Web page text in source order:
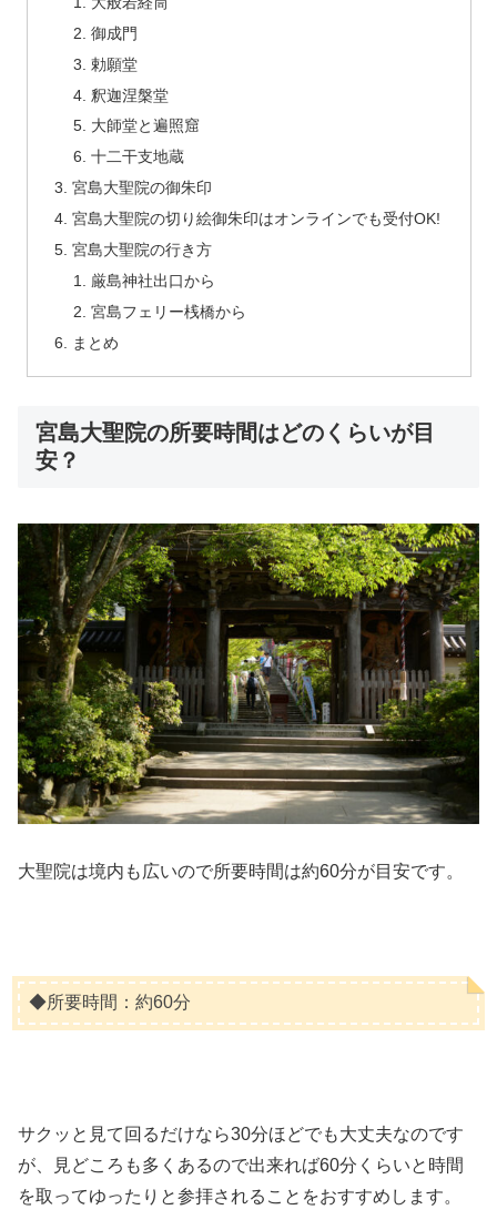
御成門
勅願堂
釈迦涅槃堂
大師堂と遍照窟
十二干支地蔵
宮島大聖院の御朱印
宮島大聖院の切り絵御朱印はオンラインでも受付OK!
宮島大聖院の行き方
厳島神社出口から
宮島フェリー桟橋から
まとめ
宮島大聖院の所要時間はどのくらいが目
安？
大聖院は境内も広いので所要時間は約60分が目安です。
◆所要時間：約60分
サクッと見て回るだけなら30分ほどでも大丈夫なのです
が、見どころも多くあるので出来れば60分くらいと時間
を取ってゆったりと参拝されることをおすすめします。